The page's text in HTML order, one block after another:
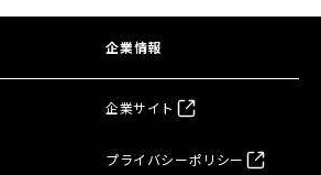
企業情報
企業サイト
プライバシーポリシー